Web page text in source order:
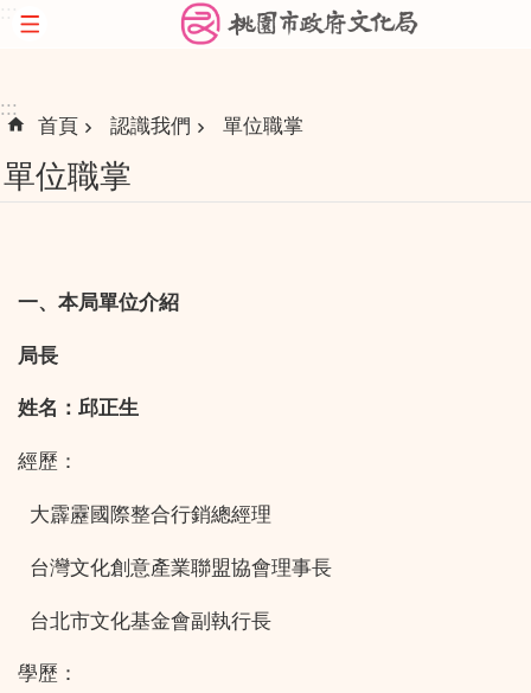
跳到主要內容區塊
:::
首頁 認識我們 單位職掌
單位職掌
一、本局單位介紹
局長
姓名：邱正生
經歷：
大霹靂國際整合行銷總經理
台灣文化創意產業聯盟協會理事長
台北市文化基金會副執行長
學歷：